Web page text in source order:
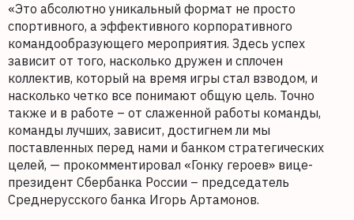
«Это абсолютно уникальный формат не просто
спортивного, а эффективного корпоративного
командообразующего мероприятия. Здесь успех
зависит от того, насколько дружен и сплочен
коллектив, который на время игры стал взводом, и
насколько четко все понимают общую цель. Точно
также и в работе – от слаженной работы команды,
команды лучших, зависит, достигнем ли мы
поставленных перед нами и банком стратегических
целей, — прокомментировал «Гонку героев» вице-
президент Сбербанка России – председатель
Среднерусского банка Игорь Артамонов.